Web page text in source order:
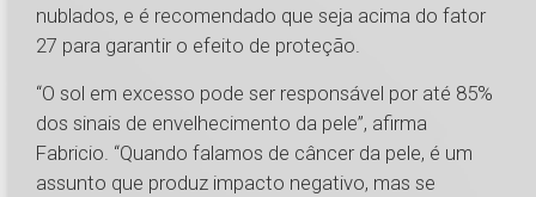
nublados, e é recomendado que seja acima do fator
27 para garantir o efeito de proteção.
“O sol em excesso pode ser responsável por até 85%
dos sinais de envelhecimento da pele”, afirma
Fabricio. “Quando falamos de câncer da pele, é um
assunto que produz impacto negativo, mas se